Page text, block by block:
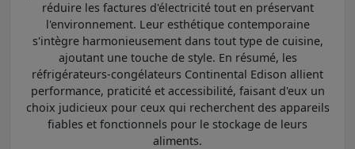
réduire les factures d'électricité tout en préservant
l'environnement. Leur esthétique contemporaine
s'intègre harmonieusement dans tout type de cuisine,
ajoutant une touche de style. En résumé, les
réfrigérateurs-congélateurs Continental Edison allient
performance, praticité et accessibilité, faisant d'eux un
choix judicieux pour ceux qui recherchent des appareils
fiables et fonctionnels pour le stockage de leurs
aliments.